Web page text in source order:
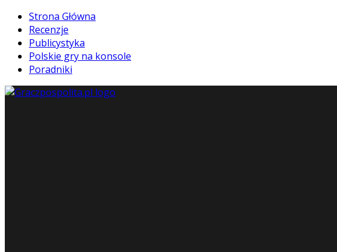
Strona Główna
Recenzje
Publicystyka
Polskie gry na konsole
Poradniki